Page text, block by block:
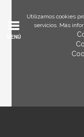
Utilizamos cookies
servicios. Más
MENÚ